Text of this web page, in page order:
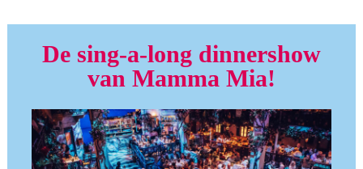
De sing-a-long dinnershow
van Mamma Mia!